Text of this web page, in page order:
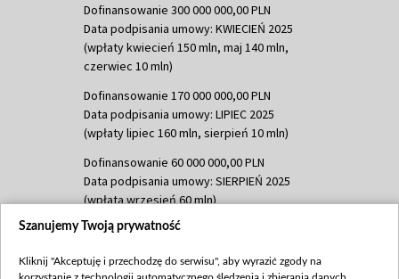
Dofinansowanie 300 000 000,00 PLN
Data podpisania umowy: KWIECIEŃ 2025
(wpłaty kwiecień 150 mln, maj 140 mln,
czerwiec 10 mln)
Dofinansowanie 170 000 000,00 PLN
Data podpisania umowy: LIPIEC 2025
(wpłaty lipiec 160 mln, sierpień 10 mln)
Dofinansowanie 60 000 000,00 PLN
Data podpisania umowy: SIERPIEŃ 2025
(wpłata wrzesień 60 mln)
Dofinansowanie 635 783 051,21 PLN
(wpłata wrzesień 100 mln, październik 350
Szanujemy Twoją prywatność
Kliknij "Akceptuję i przechodzę do serwisu", aby wyrazić zgody na